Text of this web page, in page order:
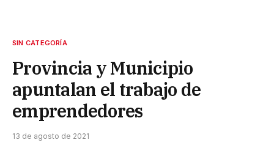
SIN CATEGORÍA
Provincia y Municipio
apuntalan el trabajo de
emprendedores
13 de agosto de 2021